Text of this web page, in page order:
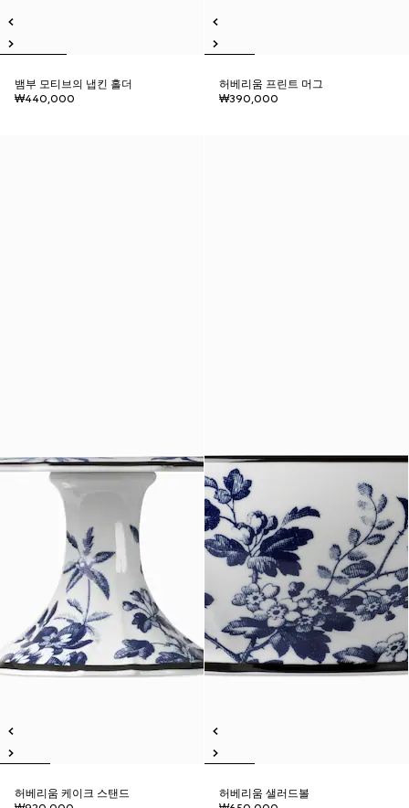
뱀부 모티브의 냅킨 홀더
₩440,000
허베리움 프린트 머그
₩390,000
허베리움 케이크 스탠드
허베리움 샐러드볼